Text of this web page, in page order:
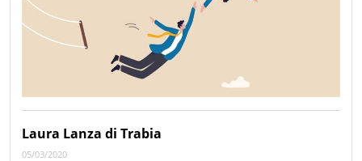
Laura Lanza di Trabia
05/03/2020